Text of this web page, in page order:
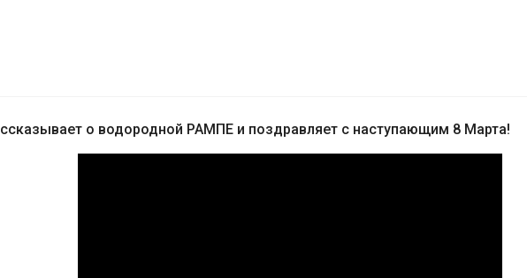
о водородной РАМПЕ и поздравляет с наступающим 8 Марта!